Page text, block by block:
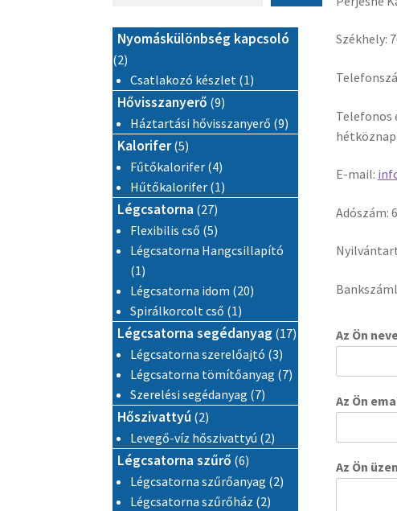
Székhely:
Telefonos
E-mail:
Adószám:
Az Ön
Az Ön
Az Ön
Nyomáskülönbség kapcsoló
22 termék
Csatlakozó készlet 11 termék
Hővisszanyerő 99 termék
Háztartási hővisszanyerő 99 termék
Kalorifer 55 termék
Fűtőkalorifer 44 termék
Hűtőkalorifer 11 termék
Légcsatorna 2727 termék
Flexibilis cső 55 termék
Légcsatorna Hangcsillapító
11 termék
Légcsatorna idom 2020 termék
Spirálkorcolt cső 11 termék
Légcsatorna segédanyag 1717 termék
Légcsatorna szerelőajtó 33 termék
Légcsatorna tömítőanyag 77 termék
Szerelési segédanyag 77 termék
Hőszivattyú 22 termék
Levegő-víz hőszivattyú 22 termék
Légcsatorna szűrő 66 termék
Légcsatorna szűrőanyag 22 termék
Légcsatorna szűrőház 22 termék